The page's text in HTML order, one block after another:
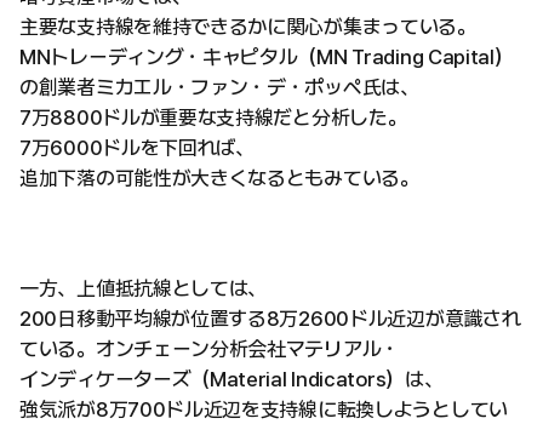
主要な支持線を維持できるかに関心が集まっている。
MNトレーディング・キャピタル（MN Trading Capital）
の創業者ミカエル・ファン・デ・ポッペ氏は、
7万8800ドルが重要な支持線だと分析した。
7万6000ドルを下回れば、
追加下落の可能性が大きくなるともみている。
一方、上値抵抗線としては、
200日移動平均線が位置する8万2600ドル近辺が意識され
ている。オンチェーン分析会社マテリアル・
インディケーターズ（Material Indicators）は、
強気派が8万700ドル近辺を支持線に転換しようとしてい